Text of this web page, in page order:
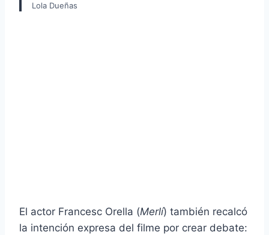
Lola Dueñas
El actor Francesc Orella (Merlí) también recalcó
la intención expresa del filme por crear debate: